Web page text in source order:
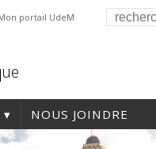
portail UdeM
NOUS JOINDRE